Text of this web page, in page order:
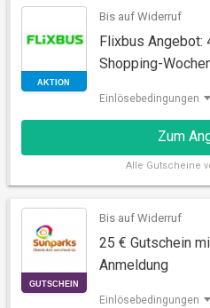
AKTION
Bis auf Widerruf
Flixbus Angebot:
Shopping-
Einlösebedingungen
Zum
Alle Gutscheine
Bis auf Widerruf
25 € Gutschein
Anmeldung
Einlösebedingungen